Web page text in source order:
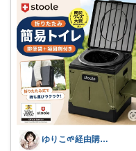
ゆりこ🌱経由購入ありがとうございます